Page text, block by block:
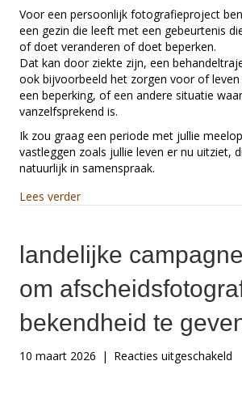
ben
ik
op
een
Voor een persoonlijk fotografieproject
een gezin die leeft met een gebeurtenis
of doet veranderen of doet beperken.
Dat kan door ziekte zijn, een
ook bijvoorbeeld het zorgen voor of
een beperking, of een andere situatie
vanzelfsprekend is.
Ik zou graag een periode met jullie
vastleggen zoals jullie leven er nu uitziet,
natuurlijk in samenspraak.
Lees verderabout Oproep: Voor een
landelijke
om
bekendheid te
10 maart 2026 | Reacties uitgeschakeld